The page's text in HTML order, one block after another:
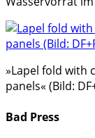
»Lapel fold with
panels« (Bild:
Bad Press